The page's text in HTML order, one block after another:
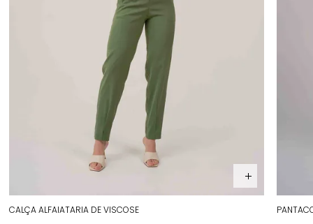
CALÇA ALFAIATARIA DE VISCOSE